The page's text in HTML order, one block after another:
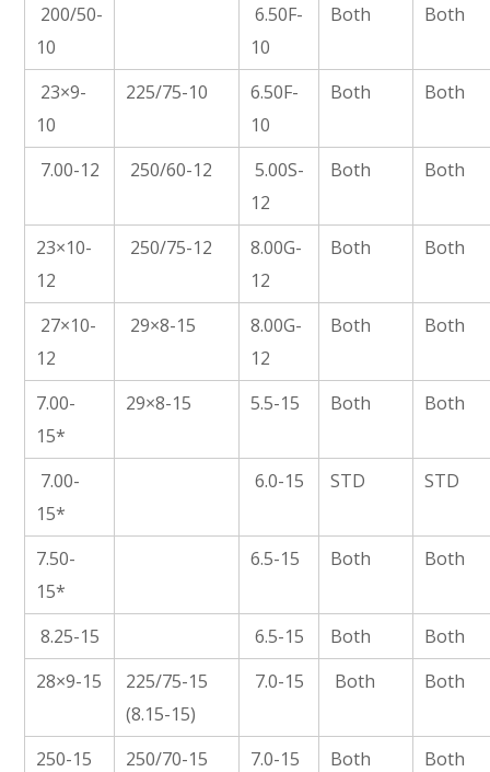
200/50-
10
6.50F-
10
Both Both
23×9-
10
225/75-10
6.50F-
10
Both Both
7.00-12 250/60-12
5.00S-
12
Both Both
23×10-
12
250/75-12
8.00G-
12
Both Both
27×10-
12
29×8-15
8.00G-
12
Both Both
7.00-
15*
29×8-15 5.5-15 Both Both
7.00-
15*
6.0-15 STD STD
7.50-
15*
6.5-15 Both Both
8.25-15 6.5-15 Both
Both
28×9-15
225/75-15
(8.15-15)
7.0-15 Both Both
250-15 250/70-15 7.0-15 Both Both